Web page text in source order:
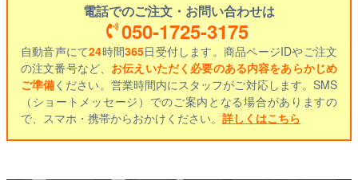
電話でのご注文・お問い合わせは
050-1725-3175
自動音声にて24時間365日受付します。商品ページIDやご注文
の注文番号など、 お伝えいただく必要のある内容をあらかじめ
ご準備ください。営業時間内にスタッフがご対応します。SMS
（ショートメッセージ）でのご案内となる場合がありますの
で、スマホ・携帯からおかけください。 詳しくはこちら